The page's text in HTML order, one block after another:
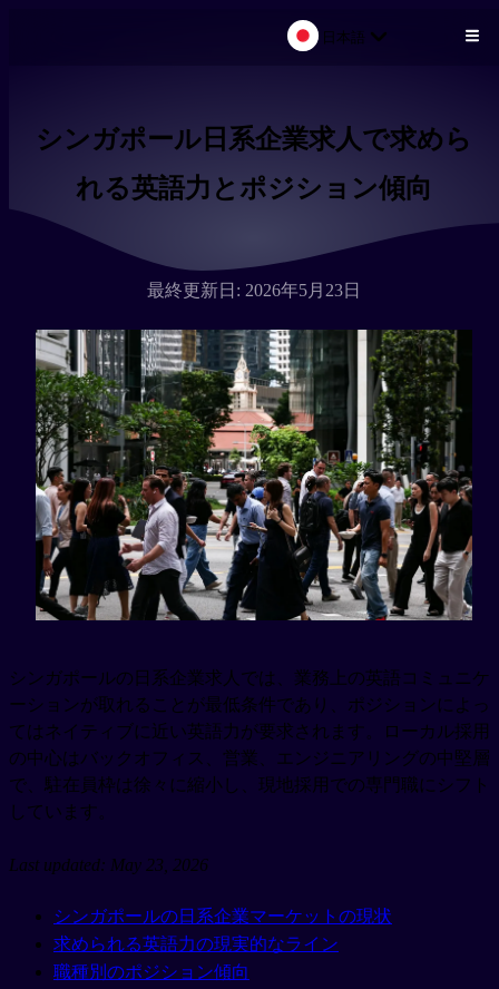
日本語
シンガポール日系企業求人で求めら
れる英語力とポジション傾向
最終更新日: 2026年5月23日
シンガポールの日系企業求人では、業務上の英語コミュニケ
ーションが取れることが最低条件であり、ポジションによっ
てはネイティブに近い英語力が要求されます。ローカル採用
の中心はバックオフィス、営業、エンジニアリングの中堅層
で、駐在員枠は徐々に縮小し、現地採用での専門職にシフト
しています。
Last updated: May 23, 2026
シンガポールの日系企業マーケットの現状
求められる英語力の現実的なライン
職種別のポジション傾向